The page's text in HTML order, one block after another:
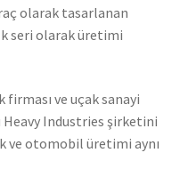
olarak tasarlanan
seri olarak üretimi
firması ve uçak sanayi
Industries şirketini
ve otomobil üretimi aynı